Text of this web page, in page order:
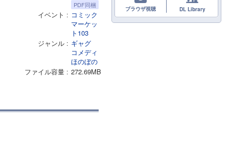
PDF同梱
イベント
コミック
マーケッ
ト103
ジャンル
ギャグ
コメディ
ほのぼの
ファイル容量
272.69MB
ブラウザ視聴 DL Library